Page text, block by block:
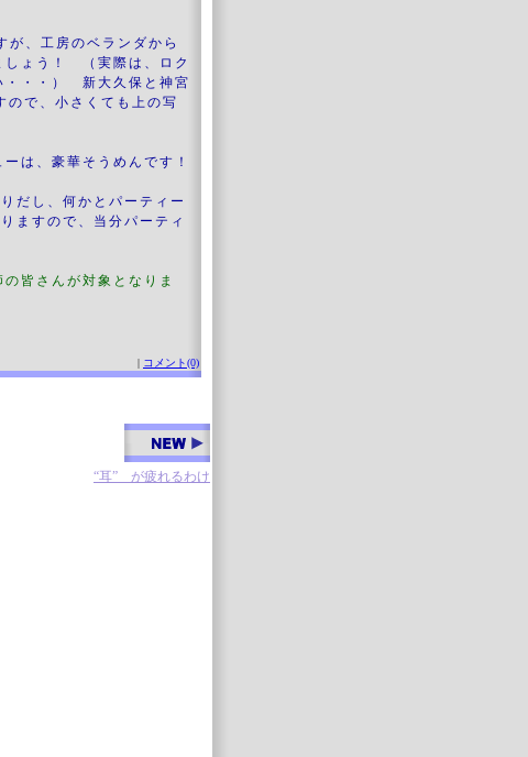
が、工房のベランダから
しょう！ （実際は、ロク
・・・） 新大久保と神宮
ので、小さくても上の写
は、豪華そうめんです！
だし、何かとパーティー
ますので、当分パーティ
皆さんが対象となりま
| コメント(0)
“耳” が疲れるわけ